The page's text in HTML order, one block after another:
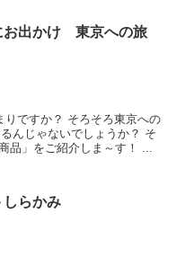
お出かけ 東京への旅
りですか？ そろそろ東京への
んじゃないでしょうか？ そ
品」をご紹介しま～す！ ...
しらかみ